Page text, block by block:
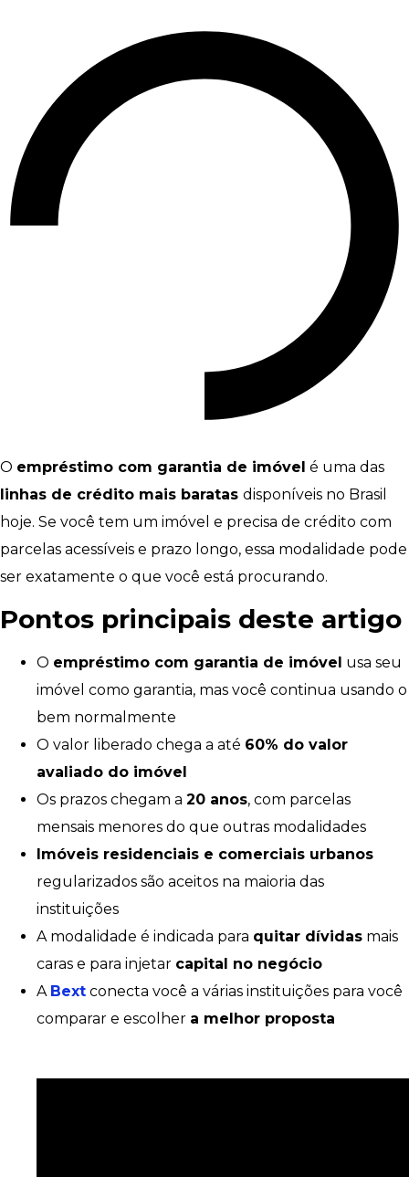
O empréstimo com garantia de imóvel é uma das
linhas de crédito mais baratas disponíveis no Brasil
hoje. Se você tem um imóvel e precisa de crédito com
parcelas acessíveis e prazo longo, essa modalidade pode
ser exatamente o que você está procurando.
Pontos principais deste artigo
O empréstimo com garantia de imóvel usa seu
imóvel como garantia, mas você continua usando o
bem normalmente
O valor liberado chega a até 60% do valor
avaliado do imóvel
Os prazos chegam a 20 anos, com parcelas
mensais menores do que outras modalidades
Imóveis residenciais e comerciais urbanos
regularizados são aceitos na maioria das
instituições
A modalidade é indicada para quitar dívidas mais
caras e para injetar capital no negócio
A Bext conecta você a várias instituições para você
comparar e escolher a melhor proposta